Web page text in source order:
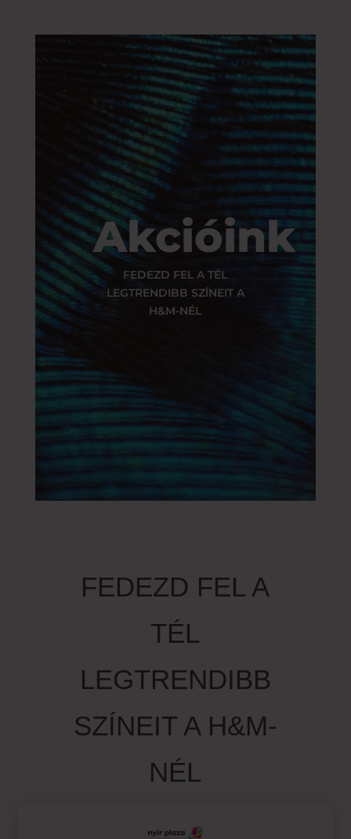
Akcióink
FEDEZD FEL A TÉL
LEGTRENDIBB SZÍNEIT A
H&M-NÉL
FEDEZD FEL A
TÉL
LEGTRENDIBB
SZÍNEIT A H&M-
NÉL